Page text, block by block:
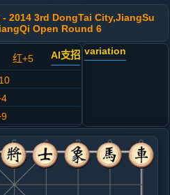
2014 3rd DongTai City,JiangSu
Open Round 6
红+5 AI支招 variation